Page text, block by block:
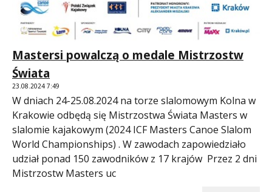
Mastersi powalczą o medale Mistrzostw
Świata
23.08.2024 7:49
W dniach 24-25.08.2024 na torze slalomowym Kolna w
Krakowie odbędą się Mistrzostwa Świata Masters w
slalomie kajakowym (2024 ICF Masters Canoe Slalom
World Championships) . W zawodach zapowiedziało
udział ponad 150 zawodników z 17 krajów Przez 2 dni
Mistrzostw Masters uc